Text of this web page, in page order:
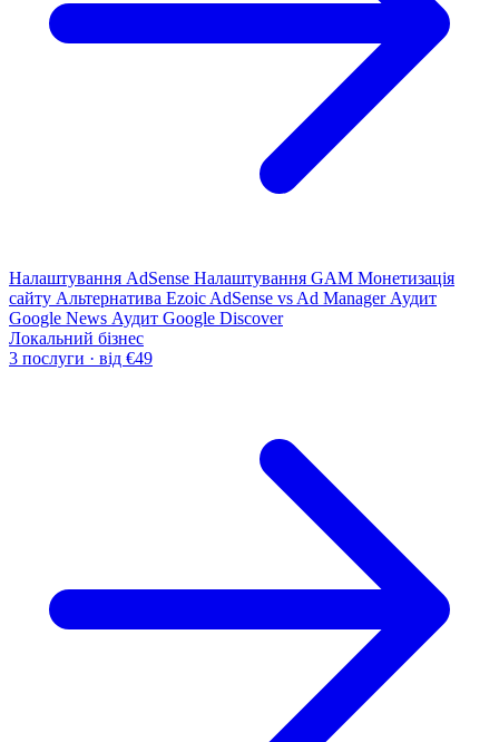
Налаштування AdSense Налаштування GAM Монетизація
сайту Альтернатива Ezoic AdSense vs Ad Manager Аудит
Google News Аудит Google Discover
Локальний бізнес
3 послуги · від €49